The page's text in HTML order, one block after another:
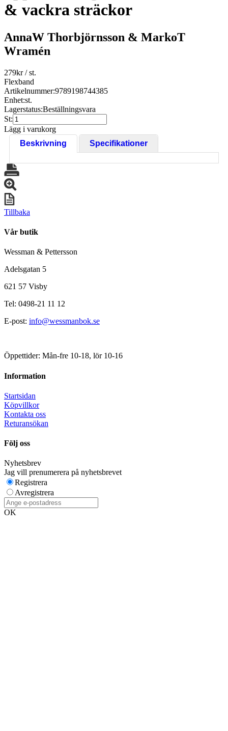
& vackra sträckor
AnnaW Thorbjörnsson & MarkoT
Wramén
279kr/ st.
Flexband
Artikelnummer:9789198744385
Enhet:st.
Lagerstatus:Beställningsvara
St:
Lägg i varukorg
Beskrivning
Specifikationer
Tillbaka
Vår butik
Wessman & Pettersson
Adelsgatan 5
621 57 Visby
Tel: 0498-21 11 12
E-post: info@wessmanbok.se
Öppettider: Mån-fre 10-18, lör 10-16
Information
Startsidan
Köpvillkor
Kontakta oss
Returansökan
Följ oss
Nyhetsbrev
Jag vill prenumerera på nyhetsbrevet
Registrera
Avregistrera
OK